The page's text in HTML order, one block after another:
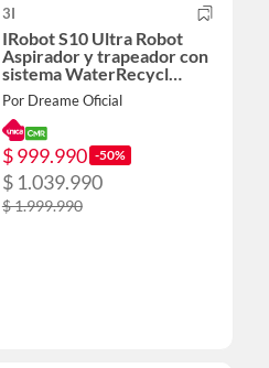
3I
IRobot S10 Ultra Robot
Aspirador y trapeador con
sistema WaterRecycl
succión de 13000Pa
Por Dreame Oficial
$ 999.990 -50%
$ 1.039.990
$ 1.999.990